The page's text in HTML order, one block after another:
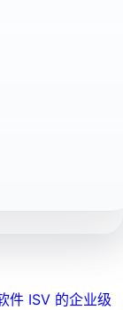
件 ISV 的企业级